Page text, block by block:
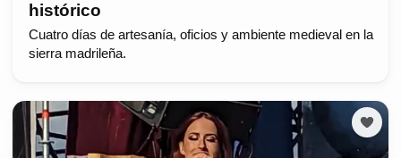
histórico
Cuatro días de artesanía, oficios y ambiente medieval en la
sierra madrileña.